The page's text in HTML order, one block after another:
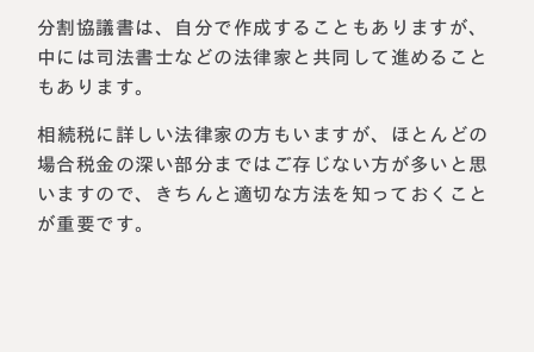
分割協議書は、自分で作成することもありますが、
中には司法書士などの法律家と共同して進めること
もあります。
相続税に詳しい法律家の方もいますが、ほとんどの
場合税金の深い部分まではご存じない方が多いと思
いますので、きちんと適切な方法を知っておくこと
が重要です。